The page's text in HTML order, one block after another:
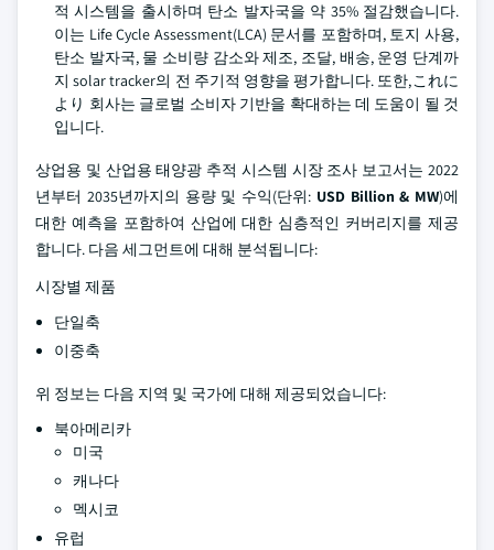
적 시스템을 출시하며 탄소 발자국을 약 35% 절감했습니다.
이는 Life Cycle Assessment(LCA) 문서를 포함하며, 토지 사용,
탄소 발자국, 물 소비량 감소와 제조, 조달, 배송, 운영 단계까
지 solar tracker의 전 주기적 영향을 평가합니다. 또한,これに
より 회사는 글로벌 소비자 기반을 확대하는 데 도움이 될 것
입니다.
상업용 및 산업용 태양광 추적 시스템 시장 조사 보고서는 2022
년부터 2035년까지의 용량 및 수익(단위: USD Billion & MW)에
대한 예측을 포함하여 산업에 대한 심층적인 커버리지를 제공
합니다. 다음 세그먼트에 대해 분석됩니다:
시장별 제품
단일축
이중축
위 정보는 다음 지역 및 국가에 대해 제공되었습니다:
북아메리카
미국
캐나다
멕시코
유럽